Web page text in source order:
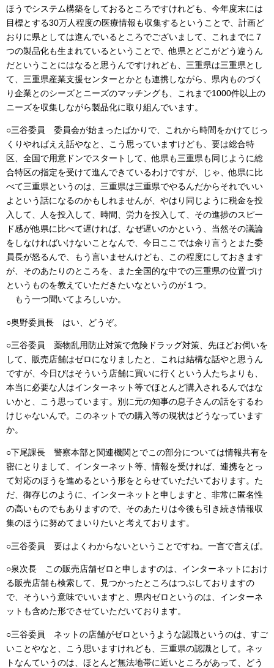
ほうでシステム構築をしておるところですけれども、今年度末には
目標とする30万人程度の医療情報も収集するということで、計画ど
おりに県としては進んでいるところでございまして、これまでに７
つの製品化も生まれているということで、他県とどこがどう違うん
だということにはなると思うんですけれども、三重県は三重県とし
て、三重県産業支援センターとかとも連携しながら、県内ものづく
り企業とのシーズとニーズのマッチングも、これまで1000件以上の
ニーズを収集しながら製品化に取り組んでいます。
○三谷委員 委員会が始まったばかりで、これから時間をかけてじっ
くりやればええ話やなと、こう思っていますけども、要は総合特
区、全国で用意ドンでスタートして、他県も三重県も同じように総
合特区の指定を受けて進んできているわけですが、じゃ、他県に比
べて三重県というのは、三重県は三重県でやるんだからそれでいい
よという話になるのかもしれませんが、やはり同じように税金を投
入して、人を投入して、時間、労力を投入して、その進捗のスピー
ド感が他県に比べて遅ければ、なぜ遅いのかという、当然その議論
をしなければいけないことなんで、今日ここでは余り言うとまた委
員長が怒るんで、もう言いませんけども、この程度にしておきます
が、そのあたりのところを、また全国的な中での三重県の位置づけ
というものを教えていただきたいなというのが１つ。
もう一つ聞いてよろしいか。
○奥野委員長 はい、どうぞ。
○三谷委員 薬物乱用防止対策で危険ドラッグ対策、先ほどお伺いを
して、販売店舗はゼロになりましたと、これは結構な話やと思うん
ですが、今日びはそういう店舗に買いに行くという人たちよりも、
本当に必要な人はインターネット等でほとんど購入されるんではな
いかと、こう思っています。別に元の知事の息子さんの話をするわ
けじゃないんで。このネットでの購入等の現状はどうなっています
か。
○下尾課長 警察本部と関連機関とでこの部分については情報共有を
密にとりまして、インターネット等、情報を受ければ、連携をとっ
て対応のほうを進めるという形をとらせていただいております。た
だ、御存じのように、インターネットと申しますと、非常に匿名性
の高いものでもありますので、そのあたりは今後も引き続き情報収
集のほうに努めてまいりたいと考えております。
○三谷委員 要はよくわからないということですね。一言で言えば。
○泉次長 この販売店舗ゼロと申しますのは、インターネットにおけ
る販売店舗も検索して、見つかったところはつぶしておりますの
で、そういう意味でいいますと、県内ゼロというのは、インターネ
ットも含めた形でさせていただいております。
○三谷委員 ネットの店舗がゼロというような認識というのは、すご
いことやなと、こう思いますけれども、三重県の認識として。ネッ
トなんていうのは、ほとんど無法地帯に近いところがあって、どう